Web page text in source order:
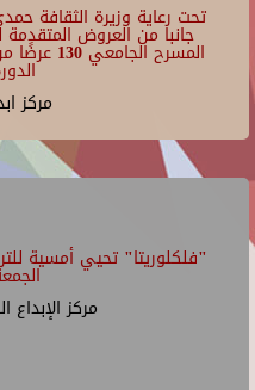
تحت رعاية وزيرة الثقافة
جانبا من العروض
المسرح
مركز
"فلكلوريتا" تحيي أمسية
مركز